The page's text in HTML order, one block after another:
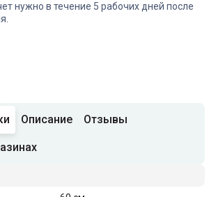
нужно в течение 5 рабочих дней после
Описание Отзывы